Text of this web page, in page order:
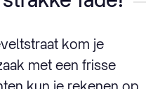
kom je
met een frisse